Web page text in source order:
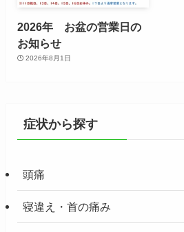
2026年 お盆の営業日の
お知らせ
2026年8月1日
症状から探す
頭痛
寝違え・首の痛み